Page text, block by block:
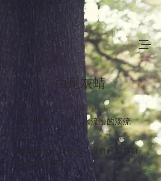
白尾灰蜻
學名：Orthetrum albistylum
生境：沼澤、池塘、水流慢的溪流
體長：50-56 mm
在香港的分佈：迷蜻，沒有穩定族群
（下圖攝於日本）